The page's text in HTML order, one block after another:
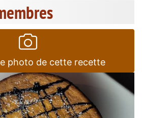
photo de cette recette